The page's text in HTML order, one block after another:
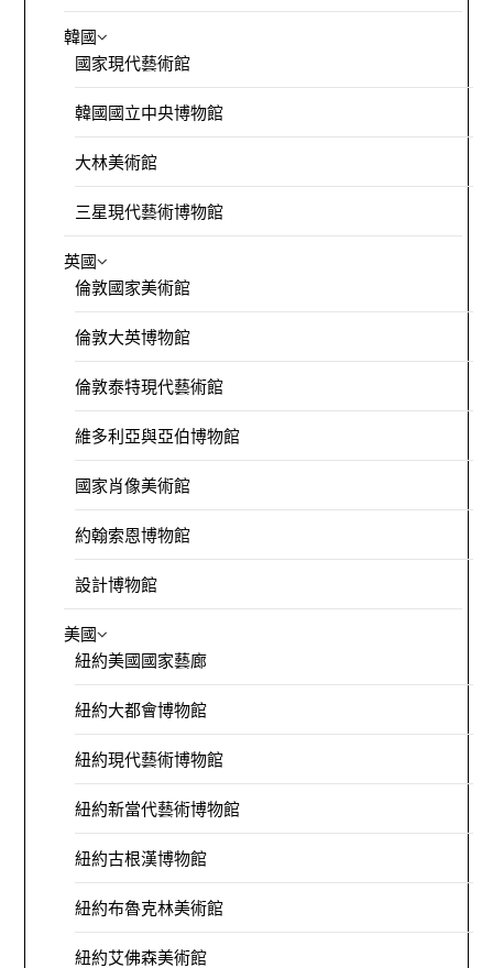
韓國
國家現代藝術館
韓國國立中央博物館
大林美術館
三星現代藝術博物館
英國
倫敦國家美術館
倫敦大英博物館
倫敦泰特現代藝術館
維多利亞與亞伯博物館
國家肖像美術館
約翰索恩博物館
設計博物館
美國
紐約美國國家藝廊
紐約大都會博物館
紐約現代藝術博物館
紐約新當代藝術博物館
紐約古根漢博物館
紐約布魯克林美術館
紐約艾佛森美術館